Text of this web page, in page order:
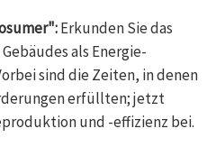
Erkunden Sie das
als Energie-
sind die Zeiten, in denen
erfüllten; jetzt
und -effizienz bei.